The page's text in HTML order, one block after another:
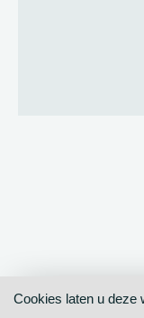
Cookies laten u deze